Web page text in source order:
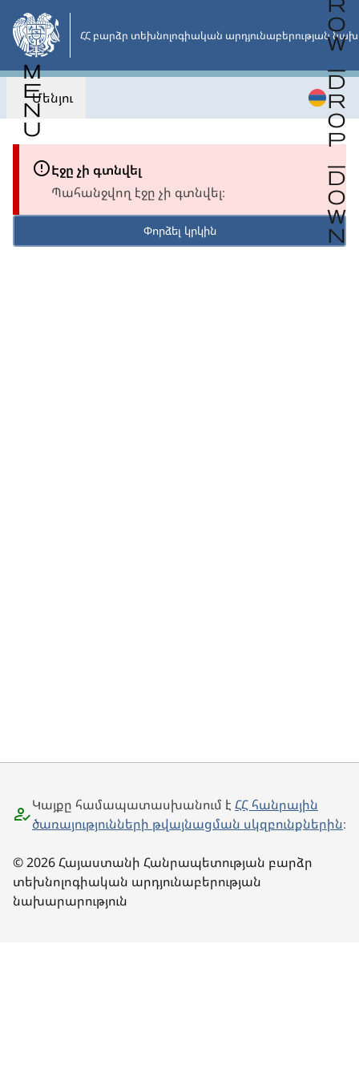
Անցնել
հիմնական
բովանդակությանը
ՀՀ բարձր տեխնոլոգիական արդյունաբերության
Մենյու
Էջը չի գտնվել
Պահանջվող էջը չի գտնվել։
Փորձել կրկին
Կայքը համապատասխանում է ՀՀ հանրային
ծառայությունների թվայնացման սկզբունքներին։
© 2026 Հայաստանի Հանրապետության բարձր
տեխնոլոգիական արդյունաբերության
նախարարություն